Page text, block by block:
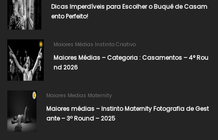
Dicas Imperdíveis para Escolher o Buquê de Casam
ento Perfeito!
Maiores Médias Instinto Criativo
Maiores Médias – Categoria : Casamentos – 4° Rou
nd 2026
Maiores Medias Maternity
Maiores médias – Instinto Maternity Fotografia de Gest
ante – 3º Round – 2025